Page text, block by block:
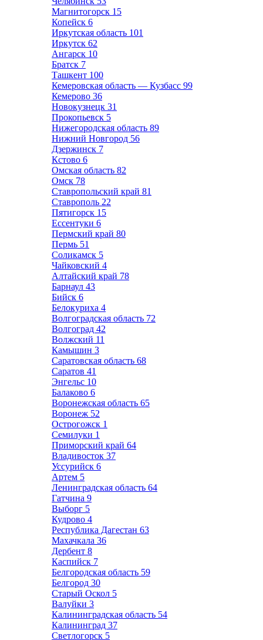
Магнитогорск 15
Копейск 6
Иркутская область 101
Иркутск 62
Ангарск 10
Братск 7
Ташкент 100
Кемеровская область — Кузбасс 99
Кемерово 36
Новокузнецк 31
Прокопьевск 5
Нижегородская область 89
Нижний Новгород 56
Дзержинск 7
Кстово 6
Омская область 82
Омск 78
Ставропольский край 81
Ставрополь 22
Пятигорск 15
Ессентуки 6
Пермский край 80
Пермь 51
Соликамск 5
Чайковский 4
Алтайский край 78
Барнаул 43
Бийск 6
Белокуриха 4
Волгоградская область 72
Волгоград 42
Волжский 11
Камышин 3
Саратовская область 68
Саратов 41
Энгельс 10
Балаково 6
Воронежская область 65
Воронеж 52
Острогожск 1
Семилуки 1
Приморский край 64
Владивосток 37
Уссурийск 6
Артем 5
Ленинградская область 64
Гатчина 9
Выборг 5
Кудрово 4
Республика Дагестан 63
Махачкала 36
Дербент 8
Каспийск 7
Белгородская область 59
Белгород 30
Старый Оскол 5
Валуйки 3
Калининградская область 54
Калининград 37
Светлогорск 5